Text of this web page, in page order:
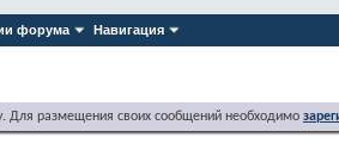
форума Навигация
Для размещения своих сообщений необходимо